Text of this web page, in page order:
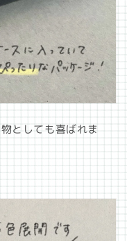
としても喜ばれま